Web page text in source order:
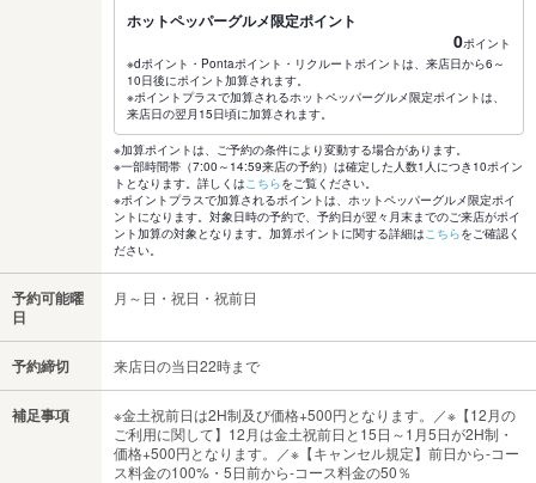
ホットペッパーグルメ限定ポイント
0ポイント
※dポイント・Pontaポイント・リクルートポイントは、来店日から6～
10日後にポイント加算されます。
※ポイントプラスで加算されるホットペッパーグルメ限定ポイントは、
来店日の翌月15日頃に加算されます。
※加算ポイントは、ご予約の条件により変動する場合があります。
※一部時間帯（7:00～14:59来店の予約）は確定した人数1人につき10ポイン
トとなります。詳しくはこちらをご覧ください。
※ポイントプラスで加算されるポイントは、ホットペッパーグルメ限定ポイ
ントになります。対象日時の予約で、予約日が翌々月末までのご来店がポイ
ント加算の対象となります。加算ポイントに関する詳細はこちらをご確認く
ださい。
予約可能曜
日
月～日・祝日・祝前日
予約締切 来店日の当日22時まで
補足事項
※金土祝前日は2H制及び価格+500円となります。／※【12月の
ご利用に関して】12月は金土祝前日と15日～1月5日が2H制・
価格+500円となります。／※【キャンセル規定】前日から-コー
ス料金の100%・5日前から-コース料金の50％